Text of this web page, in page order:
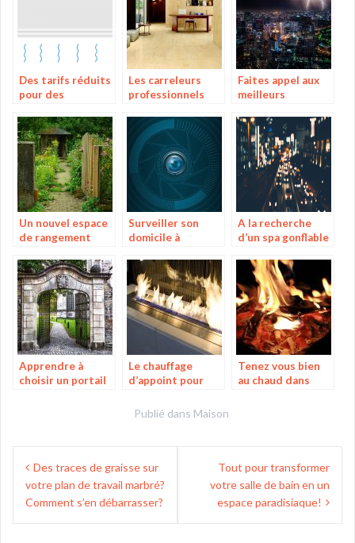
Des tarifs réduits
pour des
qualité en ligne
Les carreleurs
professionnels
Faites appel aux
meilleurs
France!
Un nouvel espace
de rangement
Surveiller son
domicile à
une alarme
spéciale
A la recherche
d’un spa gonflable
Apprendre à
choisir un portail
Le chauffage
d’appoint pour
la maison
Tenez vous bien
au chaud dans
Publié dans Maison
Navigation
de
l’article
Des traces de graisse sur
votre plan de travail marbré?
Comment s’en débarrasser?
Tout pour transformer
votre salle de bain en un
espace paradisiaque!